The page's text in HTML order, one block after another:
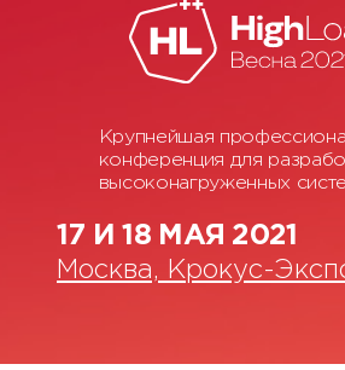
Крупнейшая
конференция для
высоконагруженных
17 И 18 МАЯ 2021
Москва, Крокус-